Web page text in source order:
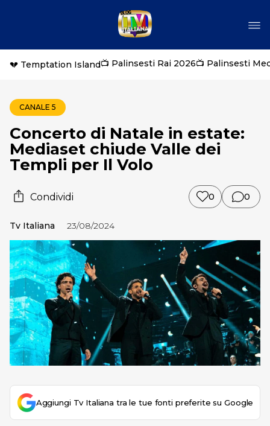
💔 Temptation Island📺 Palinsesti Rai 2026📺 Palinsesti
CANALE 5
Concerto di Natale in estate:
Mediaset chiude Valle dei
Templi per Il Volo
Condividi 0 0
Tv Italiana 23/08/2024
Aggiungi Tv Italiana tra le tue fonti preferite su Google